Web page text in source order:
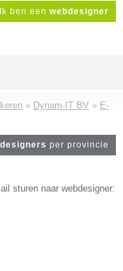
Ik ben een webdesigner
» Dynam-IT BV » E-
per provincie
sturen naar webdesigner: